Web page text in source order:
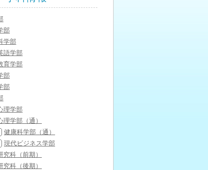
部
学部
語学部
育学部
部
部
理学部
理学部（通）
健康科学部（通）
現代ビジネス学部
究科（前期）
究科（後期）